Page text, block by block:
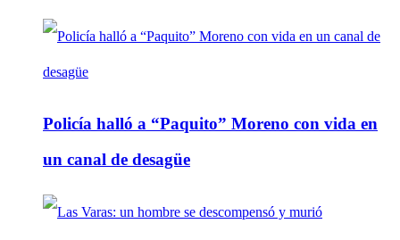
Policía halló a “Paquito” Moreno con vida en
un canal de desagüe